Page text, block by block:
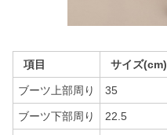
項目 サイズ(cm)
ブーツ上部周り 35
ブーツ下部周り 22.5